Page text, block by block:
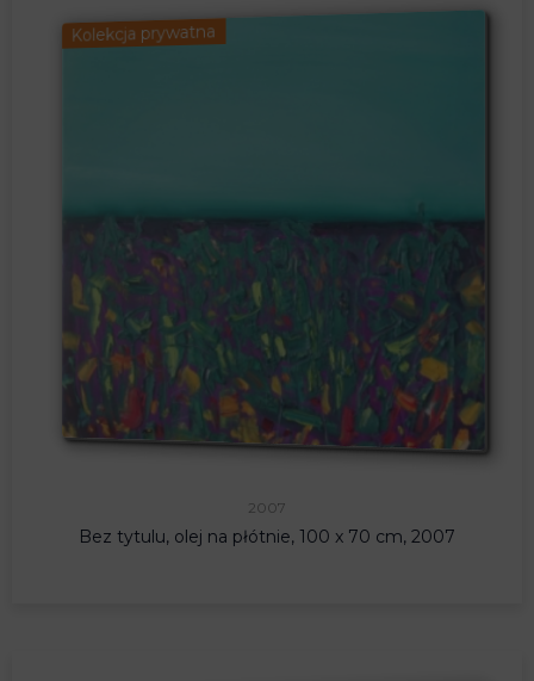
Kolekcja prywatna
2007
Bez tytulu, olej na płótnie, 100 x 70 cm, 2007